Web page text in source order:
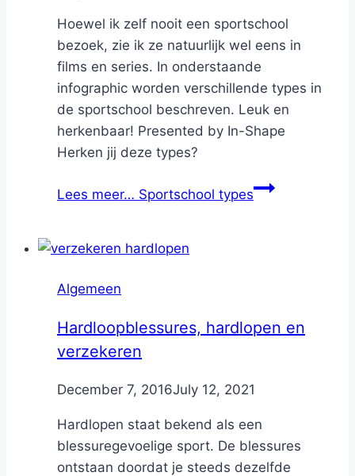
Hoewel ik zelf nooit een sportschool
bezoek, zie ik ze natuurlijk wel eens in
films en series. In onderstaande
infographic worden verschillende types in
de sportschool beschreven. Leuk en
herkenbaar! Presented by In-Shape
Herken jij deze types?
Lees meer… Sportschool types
Algemeen
Hardloopblessures, hardlopen en
verzekeren
ByNicole
December 7, 2016July 12, 2021
Hardlopen staat bekend als een
blessuregevoelige sport. De blessures
ontstaan doordat je steeds dezelfde